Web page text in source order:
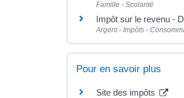
Famille - Scolarité
Impôt sur le revenu -
Argent - Impôts -
Pour en savoir plus
Site des impôts